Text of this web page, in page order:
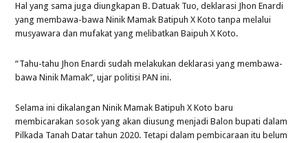
Hal yang sama juga diungkapan B. Datuak Tuo, deklarasi Jhon Enardi
yang membawa-bawa Ninik Mamak Batipuh X Koto tanpa melalui
musyawara dan mufakat yang melibatkan Baipuh X Koto.
“Tahu-tahu Jhon Enardi sudah melakukan deklarasi yang membawa-
bawa Ninik Mamak”, ujar politisi PAN ini.
Selama ini dikalangan Ninik Mamak Batipuh X Koto baru
membicarakan sosok yang akan diusung menjadi Balon bupati dalam
Pilkada Tanah Datar tahun 2020. Tetapi dalam pembicaraan itu belum